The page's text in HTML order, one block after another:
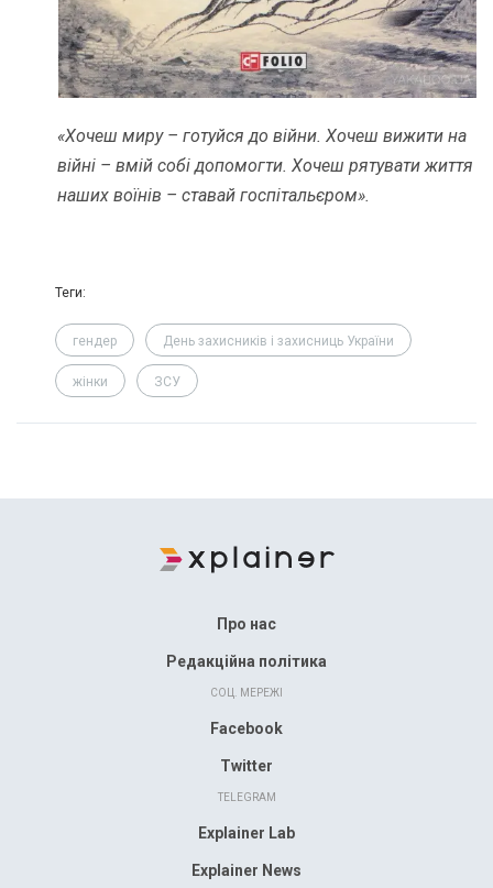
«Хочеш миру – готуйся до війни. Хочеш вижити на
війні – вмій собі допомогти. Хочеш рятувати життя
наших воїнів – ставай госпітальєром».
Теги:
гендер День захисників і захисниць України
жінки ЗСУ
Про нас
Редакційна політика
СОЦ. МЕРЕЖІ
Facebook
Twitter
TELEGRAM
Explainer Lab
Explainer News